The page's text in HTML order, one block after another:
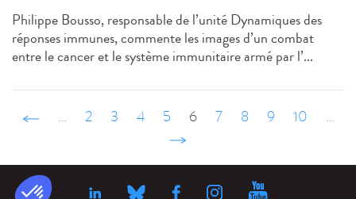
Philippe Bousso, responsable de l’unité Dynamiques des
réponses immunes, commente les images d’un combat
entre le cancer et le système immunitaire armé par l’...
‹ précédent
… 2 3 4 5 6 7 8 9 10
…
suivant ›